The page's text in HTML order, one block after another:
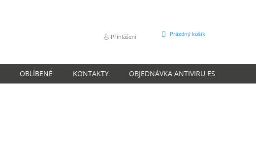
Přihlášení
NÁKUPNÍ
Prázdný košík
OBLÍBENÉ KONTAKTY OBJEDNÁVKA ANTIVIRU ESET